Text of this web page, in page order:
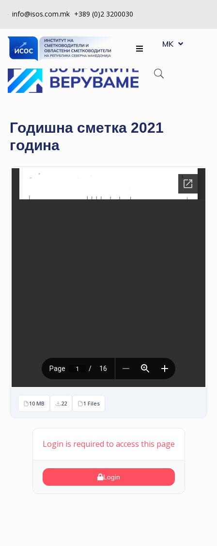
info@isos.com.mk +389 (0)2 3200030
ЗА
НАС
РЕГИСТРИ
НА
КВАЛИТЕТ
КАКО
ЧЛЕН
MK
SQ
Годишна сметка 2021
година
10 MB 22 1 Files
Login is required to access this page
Login